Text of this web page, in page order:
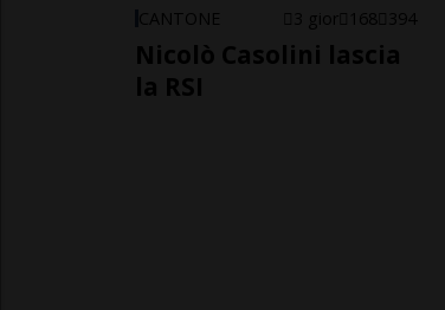
CANTONE 3 gior 168 394
Nicolò Casolini lascia
la RSI